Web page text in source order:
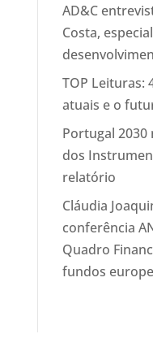
AD&C
Costa,
TOP Leituras:
atuais e o
Portugal 2030
dos
relatório
Cláudia
conferência
Quadro
fundos